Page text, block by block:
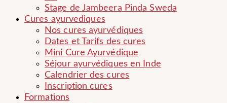
Stage de Jambeera Pinda Sweda
Cures ayurvediques
Nos cures ayurvédiques
Dates et Tarifs des cures
Mini Cure Ayurvédique
Séjour ayurvédiques en Inde
Calendrier des cures
Inscription cures
Formations